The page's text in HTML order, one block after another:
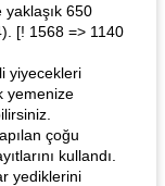
yaklaşık 650
[! 1568 => 1140
yiyecekleri
yemenize
çoğu
kullandı.
yediklerini